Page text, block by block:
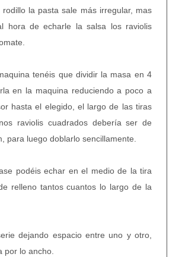
la pasta sale más irregular, mas
hora de echarle la salsa los raviolis
tenéis que dividir la masa en 4
en la maquina reduciendo a poco a
hasta el elegido, el largo de las tiras
raviolis cuadrados debería ser de
para luego doblarlo sencillamente.
podéis echar en el medio de la tira
relleno tantos cuantos lo largo de la
dejando espacio entre uno y otro,
por lo ancho.